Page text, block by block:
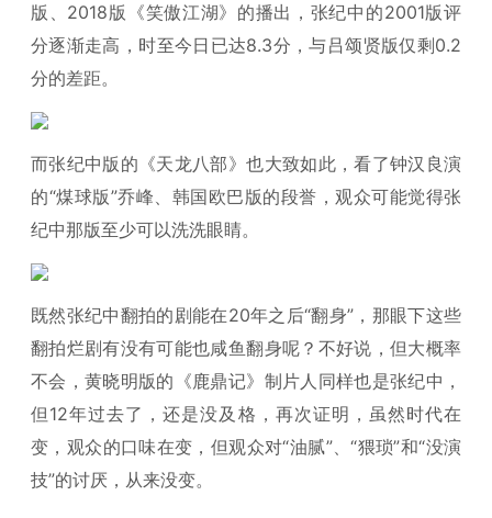
版、2018版《笑傲江湖》的播出，张纪中的2001版评
分逐渐走高，时至今日已达8.3分，与吕颂贤版仅剩0.2
分的差距。
而张纪中版的《天龙八部》也大致如此，看了钟汉良演
的“煤球版”乔峰、韩国欧巴版的段誉，观众可能觉得张
纪中那版至少可以洗洗眼睛。
既然张纪中翻拍的剧能在20年之后“翻身”，那眼下这些
翻拍烂剧有没有可能也咸鱼翻身呢？不好说，但大概率
不会，黄晓明版的《鹿鼎记》制片人同样也是张纪中，
但12年过去了，还是没及格，再次证明，虽然时代在
变，观众的口味在变，但观众对“油腻”、“猥琐”和“没演
技”的讨厌，从来没变。